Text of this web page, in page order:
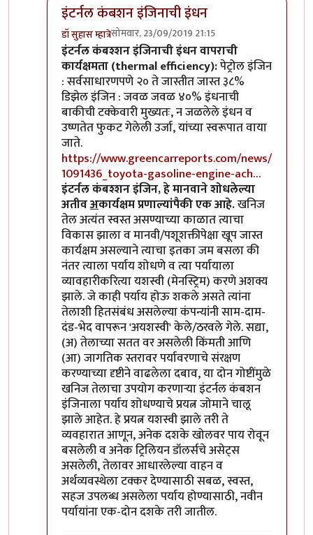
इंटर्नल कंबशन इंजिनाची इंधन
डॉ सुहास म्हात्रेसोमवार, 23/09/2019 21:15
In reply toम्हणजे कसं काय ?byअर्धवटराव
इंटर्नल कंबश्शन इंजिनाची इंधन वापराची
कार्यक्षमता (thermal efficiency):पेट्रोल इंजिन
: सर्वसाधारणपणे २० ते जास्तीत जास्त ३८%
डिझेल इंजिन : जवळ जवळ ४०% इंधनाची
बाकीची टक्केवारी मुख्यतः, न जळलेले इंधन व
उष्णतेत फुकट गेलेली उर्जा, यांच्या स्वरूपात वाया
जाते.
https://www.greencarreports.com/news/
1091436_toyota-gasoline-engine-ach…
इंटर्नल कंबश्शन इंजिन, हे मानवाने शोधलेल्या
अतीवअकार्यक्षम प्रणाल्यांपैकी एक आहे.खनिज
तेल अत्यंत स्वस्त असण्याच्या काळात त्याचा
विकास झाला व मानवी/पशूशक्तीपेक्षा खूप जास्त
कार्यक्षम असल्याने त्याचा इतका जम बसला की
नंतर त्याला पर्याय शोधणे व त्या पर्यायाला
व्यावहारीकरित्या यशस्वी (मेनस्ट्रिम) करणे अशक्य
झाले. जे काही पर्याय होऊ शकले असते त्यांना
तेलाशी हितसंबंध असलेल्या कंपन्यांनी साम-दाम-
दंड-भेद वापरून 'अयशस्वी' केले/ठरवले गेले. सद्या,
(अ) तेलाच्या सतत वर असलेली किंमती आणि
(आ) जागतिक स्तरावर पर्यावरणाचे संरक्षण
करण्याच्या दृष्टीने वाढलेला दबाव, या दोन गोष्टींमुळे
खनिज तेलाचा उपयोग करणार्‍या इंटर्नल कंबशन
इंजिनाला पर्याय शोधण्याचे प्रयत्न जोमाने चालू
झाले आहेत. हे प्रयत्न यशस्वी झाले तरी ते
व्यवहारात आणून, अनेक दशके खोलवर पाय रोवून
बसलेली व अनेक ट्रिलियन डॉलर्सचे असेट्स
असलेली, तेलावर आधारलेल्या वाहन व
अर्थव्यवस्थेला टक्कर देण्यासाठी सबळ, स्वस्त,
सहज उपलब्ध असलेला पर्याय होण्यासाठी, नवीन
पर्यायांना एक-दोन दशके तरी जातील.